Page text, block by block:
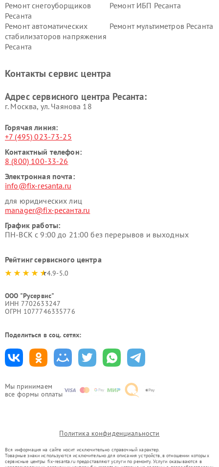
Мы принимаем
все формы оплаты
Ремонт снегоуборщиков
Ресанта
Ремонт ИБП Ресанта
Ремонт автоматических
стабилизаторов напряжения
Ресанта
Ремонт мультиметров Ресанта
Контакты сервис центра
Адрес сервисного центра Ресанта:
г. Москва, ул. Чаянова 18
Горячая линия:
+7 (495) 023-73-25
Контактный телефон:
8 (800) 100-33-26
Электронная почта:
info@fix-resanta.ru
для юридических лиц
manager@fix-ресанта.ru
График работы:
ПН-ВСК с 9:00 до 21:00 без перерывов и выходных
Рейтинг сервисного центра
4.9-5.0
ООО "Русервис"
ИНН 7702633247
ОГРН 1077746335776
Поделиться в соц. сетях:
Политика конфиденциальности
Вся информация на сайте носит исключительно справочный характер.
Товарные знаки используются исключительно для описания устройств, в отношении которых
сервисные центры fix-resanta.ru предоставляют услуги по ремонту. Услуги оказываются в